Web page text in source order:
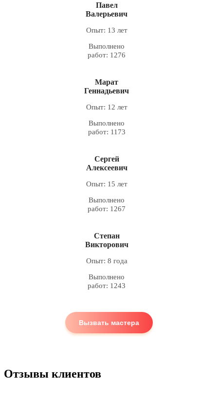
Павел
Валерьевич
Опыт: 13 лет
Выполнено
работ: 1276
Марат
Геннадьевич
Опыт: 12 лет
Выполнено
работ: 1173
Сергей
Алексеевич
Опыт: 15 лет
Выполнено
работ: 1267
Степан
Викторович
Опыт: 8 года
Выполнено
работ: 1243
Вызвать мастера
Отзывы клиентов